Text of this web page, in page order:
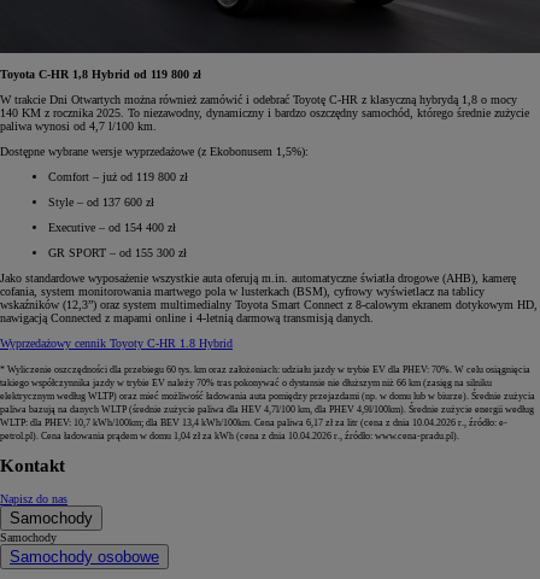
Toyota C-HR 1,8 Hybrid od 119 800 zł
W trakcie Dni Otwartych można również zamówić i odebrać Toyotę C-HR z klasyczną hybrydą 1,8 o mocy
140 KM z rocznika 2025. To niezawodny, dynamiczny i bardzo oszczędny samochód, którego średnie zużycie
paliwa wynosi od 4,7 l/100 km.
Dostępne wybrane wersje wyprzedażowe (z Ekobonusem 1,5%):
Comfort – już od 119 800 zł
Style – od 137 600 zł
Executive – od 154 400 zł
GR SPORT – od 155 300 zł
Jako standardowe wyposażenie wszystkie auta oferują m.in. automatyczne światła drogowe (AHB), kamerę
cofania, system monitorowania martwego pola w lusterkach (BSM), cyfrowy wyświetlacz na tablicy
wskaźników (12,3”) oraz system multimedialny Toyota Smart Connect z 8-calowym ekranem dotykowym HD,
nawigacją Connected z mapami online i 4-letnią darmową transmisją danych.
Wyprzedażowy cennik Toyoty C-HR 1.8 Hybrid
* Wyliczenie oszczędności dla przebiegu 60 tys. km oraz założeniach: udziału jazdy w trybie EV dla PHEV: 70%. W celu osiągnięcia
takiego współczynnika jazdy w trybie EV należy 70% tras pokonywać o dystansie nie dłuższym niż 66 km (zasięg na silniku
elektrycznym według WLTP) oraz mieć możliwość ładowania auta pomiędzy przejazdami (np. w domu lub w biurze). Średnie zużycia
paliwa bazują na danych WLTP (średnie zużycie paliwa dla HEV 4,7l/100 km, dla PHEV 4,9l/100km). Średnie zużycie energii według
WLTP: dla PHEV: 10,7 kWh/100km; dla BEV 13,4 kWh/100km. Cena paliwa 6,17 zł za litr (cena z dnia 10.04.2026 r., źródło: e-
petrol.pl). Cena ładowania prądem w domu 1,04 zł za kWh (cena z dnia 10.04.2026 r., źródło: www.cena-pradu.pl).
Kontakt
Napisz do nas
Samochody
Samochody
Samochody osobowe